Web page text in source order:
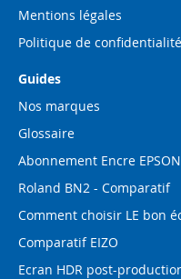
Mentions légales
Politique de confidentialité
Guides
Nos marques
Glossaire
Abonnement Encre
Roland BN2 - Comparatif
Comment choisir LE bon
Comparatif EIZO
Ecran HDR post-